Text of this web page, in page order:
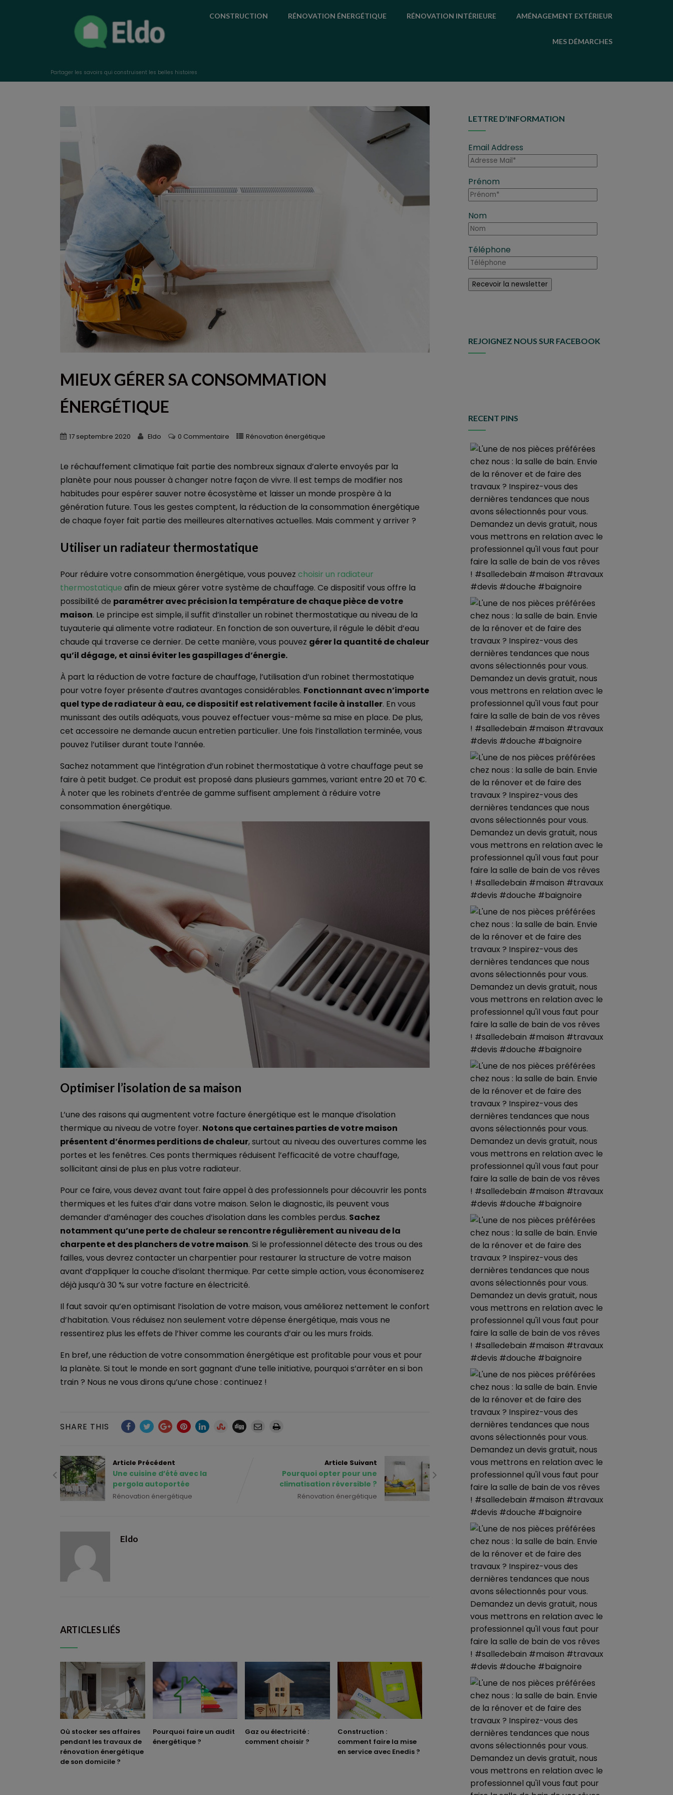
Partager les savoirs qui construisent les belles histoires
CONSTRUCTION RÉNOVATION ÉNERGÉTIQUE RÉNOVATION INTÉRIEURE AMÉNAGEMENT EXTÉRIEUR
MES DÉMARCHES
MIEUX GÉRER SA CONSOMMATION
ÉNERGÉTIQUE
17 septembre 2020 Eldo 0 Commentaire Rénovation énergétique
Le réchauffement climatique fait partie des nombreux signaux d’alerte envoyés par la
planète pour nous pousser à changer notre façon de vivre. Il est temps de modifier nos
habitudes pour espérer sauver notre écosystème et laisser un monde prospère à la
génération future. Tous les gestes comptent, la réduction de la consommation énergétique
de chaque foyer fait partie des meilleures alternatives actuelles. Mais comment y arriver ?
Utiliser un radiateur thermostatique
Pour réduire votre consommation énergétique, vous pouvezchoisir un radiateur
thermostatique afin de mieux gérer votre système de chauffage. Ce dispositif vous offre la
possibilité de paramétrer avec précision la température de chaque pièce de votre
maison. Le principe est simple, il suffit d’installer un robinet thermostatique au niveau de la
tuyauterie qui alimente votre radiateur. En fonction de son ouverture, il régule le débit d’eau
chaude qui traverse ce dernier. De cette manière, vous pouvez gérer la quantité de chaleur
qu’il dégage, et ainsi éviter les gaspillages d’énergie.
À part la réduction de votre facture de chauffage, l’utilisation d’un robinet thermostatique
pour votre foyer présente d’autres avantages considérables. Fonctionnant avec n’importe
quel type de radiateur à eau, ce dispositif est relativement facile à installer. En vous
munissant des outils adéquats, vous pouvez effectuer vous-même sa mise en place. De plus,
cet accessoire ne demande aucun entretien particulier. Une fois l’installation terminée, vous
pouvez l’utiliser durant toute l’année.
Sachez notamment que l’intégration d’un robinet thermostatique à votre chauffage peut se
faire à petit budget. Ce produit est proposé dans plusieurs gammes, variant entre 20 et 70 €.
À noter que les robinets d’entrée de gamme suffisent amplement à réduire votre
consommation énergétique.
Optimiser l’isolation de sa maison
L’une des raisons qui augmentent votre facture énergétique est le manque d’isolation
thermique au niveau de votre foyer. Notons que certaines parties de votre maison
présentent d’énormes perditions de chaleur, surtout au niveau des ouvertures comme les
portes et les fenêtres. Ces ponts thermiques réduisent l’efficacité de votre chauffage,
sollicitant ainsi de plus en plus votre radiateur.
Pour ce faire, vous devez avant tout faire appel à des professionnels pour découvrir les ponts
thermiques et les fuites d’air dans votre maison. Selon le diagnostic, ils peuvent vous
demander d’aménager des couches d’isolation dans les combles perdus. Sachez
notamment qu’une perte de chaleur se rencontre régulièrement au niveau de la
charpente et des planchers de votre maison. Si le professionnel détecte des trous ou des
failles, vous devrez contacter un charpentier pour restaurer la structure de votre maison
avant d’appliquer la couche d’isolant thermique. Par cette simple action, vous économiserez
déjà jusqu’à 30 % sur votre facture en électricité.
Il faut savoir qu’en optimisant l’isolation de votre maison, vous améliorez nettement le confort
d’habitation. Vous réduisez non seulement votre dépense énergétique, mais vous ne
ressentirez plus les effets de l’hiver comme les courants d’air ou les murs froids.
En bref, une réduction de votre consommation énergétique est profitable pour vous et pour
la planète. Si tout le monde en sort gagnant d’une telle initiative, pourquoi s’arrêter en si bon
train ? Nous ne vous dirons qu’une chose : continuez !
SHARE THIS
Article Précédent
Une cuisine d’été avec la
pergola autoportée
Rénovation énergétique
Article Suivant
Pourquoi opter pour une
climatisation réversible ?
Rénovation énergétique
Eldo
ARTICLES LIÉS
Où stocker ses affaires
pendant les travaux de
rénovation énergétique
de son domicile ?
Pourquoi faire un audit
énergétique ?
Gaz ou électricité :
comment choisir ?
Construction :
comment faire la mise
en service avec Enedis ?
LETTRE D’INFORMATION
Email Address
Prénom
Nom
Téléphone
REJOIGNEZ NOUS SUR FACEBOOK
RECENT PINS